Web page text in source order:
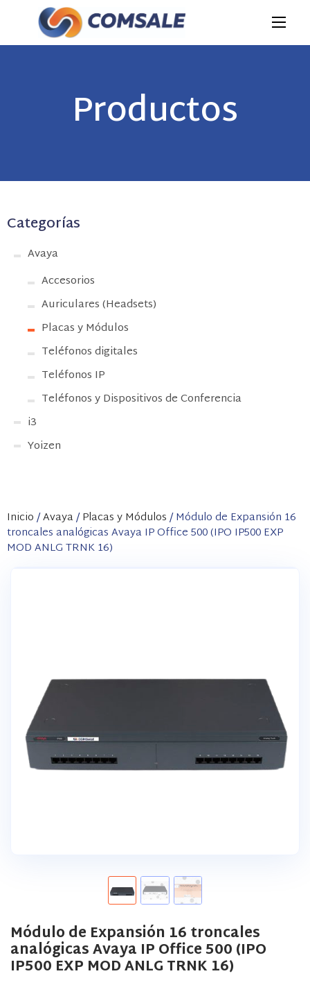
Productos
Categorías
Avaya
Accesorios
Auriculares (Headsets)
Placas y Módulos
Teléfonos digitales
Teléfonos IP
Teléfonos y Dispositivos de Conferencia
i3
Yoizen
Inicio/Avaya/Placas y Módulos/ Módulo de Expansión 16
troncales analógicas Avaya IP Office 500 (IPO IP500 EXP
MOD ANLG TRNK 16)
Módulo de Expansión 16 troncales
analógicas Avaya IP Office 500 (IPO
IP500 EXP MOD ANLG TRNK 16)